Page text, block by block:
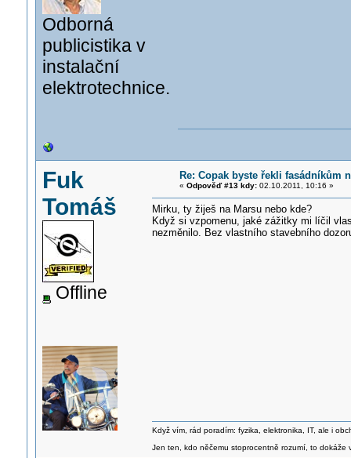
Odborná
publicistika v
instalační
elektrotechnice.
Fuk
Tomáš
Offline
Re: Copak byste řekli fasádníkům
« Odpověď #13 kdy:02.10.2011, 10:16 »
Mirku, ty žiješ na Marsu nebo kde?
Když si vzpomenu, jaké zážitky mi líčil
nezměnilo. Bez vlastního stavebního
Když vím, rád poradím: fyzika, elektronika, IT, ale i
Jen ten, kdo něčemu stoprocentně rozumí, to dokáže